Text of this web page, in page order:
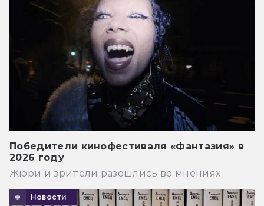
Победители кинофестиваля «Фантазия» в
2026 году
Жюри и зрители разошлись во мнениях
Новости